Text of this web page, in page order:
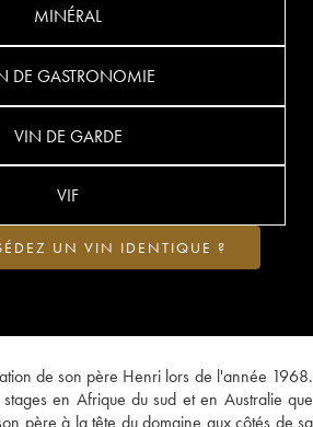
de son père Henri lors de l'année 1968.
en Afrique du sud et en Australie que
père à la tête du domaine aux côtés de sa
MINÉRAL
DE GASTRONOMIE
VIN DE GARDE
VIF
UN VIN IDENTIQUE ?